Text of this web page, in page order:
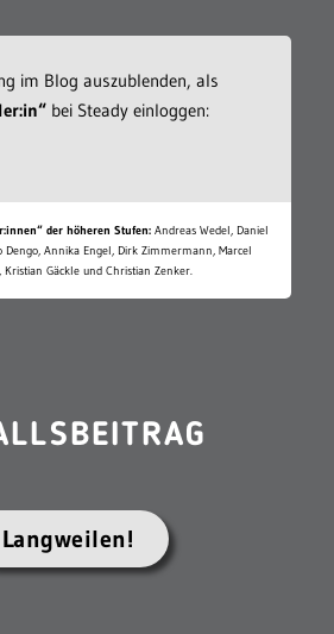
im Blog auszublenden, als
bei Steady einloggen:
der höheren Stufen: Andreas Wedel, Daniel
Dengo, Annika Engel, Dirk Zimmermann, Marcel
Kristian Gäckle und Christian Zenker.
Langweilen!